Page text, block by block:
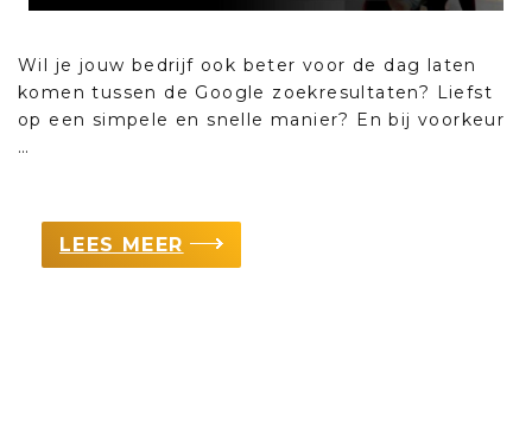
Wil je jouw bedrijf ook beter voor de dag laten
komen tussen de Google zoekresultaten? Liefst
op een simpele en snelle manier? En bij voorkeur
…
LEES MEER